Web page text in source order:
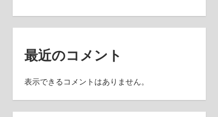
最近のコメント
表示できるコメントはありません。